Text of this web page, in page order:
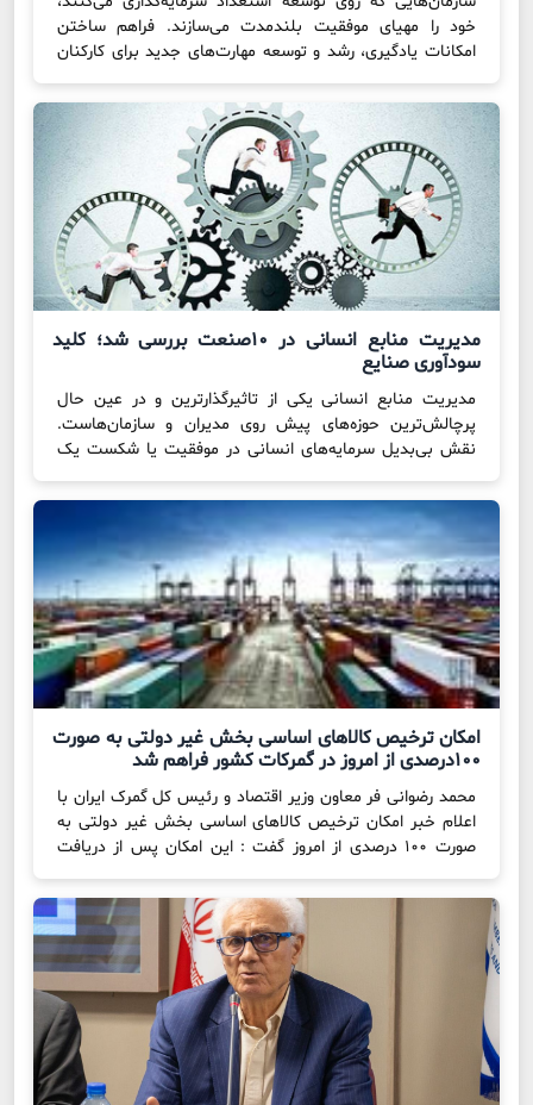
خود را مهیای موفقیت بلندمدت می‌‌‌سازند. فراهم ساختن
امکانات یادگیری، رشد و توسعه مهارت‌‌‌های جدید برای کارکنان
شرکت می‌‌‌کند. کارفرمایانی که به توسعه استعداد اولویت
می‌‌‌دهند، قادر به ساختن تیم‌‌‌هایی قدرتمند، تقویت فرهنگ
بهبود مستمر و جذب […]
مدیریت منابع انسانی در ۱۰صنعت بررسی شد؛ کلید
سودآوری صنایع
مدیریت منابع انسانی یکی از تاثیرگذارترین و در عین حال
پرچالش‌ترین حوزه‌های پیش روی مدیران و سازمان‌هاست.
نقش بی‌بدیل سرمایه‌های انسانی در موفقیت یا شکست یک
حوزه استراتژیک به‌طور مستمر با بهره‌گیری از شاخص‌های معتبر
رصد و پایش شود. یکی از خلأهای بزرگ موجود در این […]
امکان ترخیص کالاهای اساسی بخش غیر دولتی به صورت
۱۰۰درصدی از امروز در گمرکات کشور فراهم شد
محمد رضوانی فر معاون وزیر اقتصاد و رئیس کل گمرک ایران با
اعلام خبر امکان ترخیص کالاهای اساسی بخش غیر دولتی به
صورت ۱۰۰ درصدی از امروز گفت : این امکان پس از دریافت
که با این مصوبه از امروز گمرک کالاهای اساسی […]